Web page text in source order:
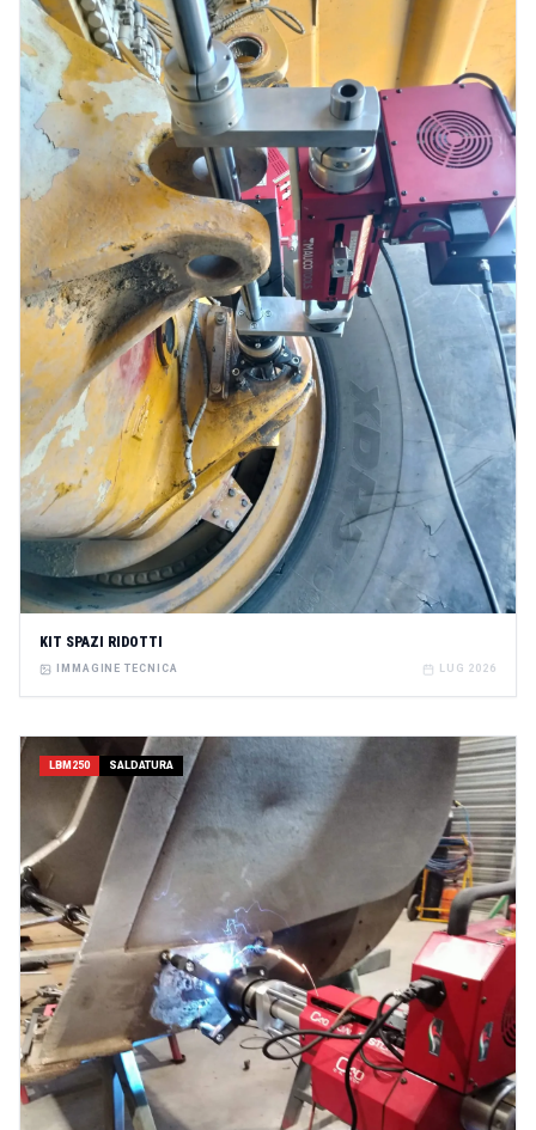
KIT SPAZI RIDOTTI
IMMAGINE TECNICA LUG 2026
LBM250 SALDATURA